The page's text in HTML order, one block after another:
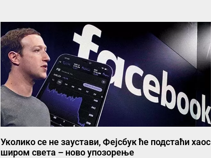
Уколико се не заустави, Фејсбук ће подстаћи хаос
широм света – ново упозорење